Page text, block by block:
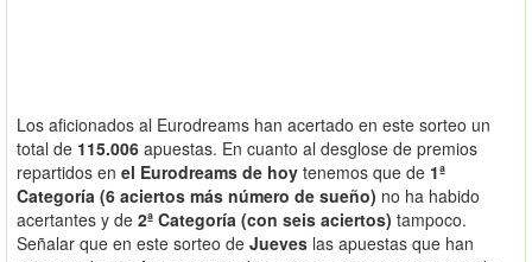
Los aficionados al Eurodreams han acertado en este sorteo un
total de 115.006 apuestas. En cuanto al desglose de premios
repartidos en el Eurodreams de hoy tenemos que de 1ª
Categoría (6 aciertos más número de sueño) no ha habido
acertantes y de 2ª Categoría (con seis aciertos) tampoco.
Señalar que en este sorteo de Jueves las apuestas que han